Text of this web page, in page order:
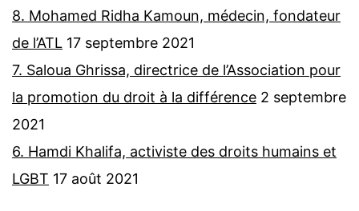
8. Mohamed Ridha Kamoun, médecin, fondateur
de l’ATL 17 septembre 2021
7. Saloua Ghrissa, directrice de l’Association pour
la promotion du droit à la différence 2 septembre
2021
6. Hamdi Khalifa, activiste des droits humains et
LGBT 17 août 2021